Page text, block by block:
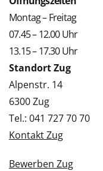
Montag – Freitag
07.45 – 12.00 Uhr
13.15 – 17.30 Uhr
Standort Zug
Alpenstr. 14
6300 Zug
Tel.: 041 727 70 70
Kontakt Zug
Bewerben Zug